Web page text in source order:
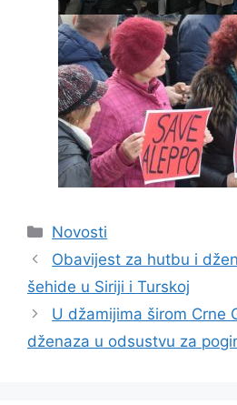
Kategorije
Novosti
Obavijest za hutbu i
šehide u Siriji i Turskoj
U džamijima širom Crne
dženaza u odsustvu za